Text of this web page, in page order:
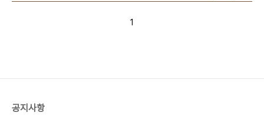
1
공지사항